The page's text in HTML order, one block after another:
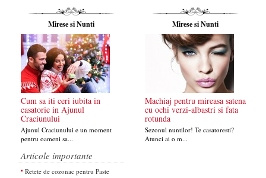
Mirese si Nunti
Cum sa iti ceri iubita in
casatorie in Ajunul
Craciunului
Ajunul Craciunului e un moment
pentru oameni sa...
Mirese si Nunti
Machiaj pentru mireasa satena
cu ochi verzi-albastri si fata
rotunda
Sezonul nuntilor! Te casatoresti?
Atunci ai o m...
Articole importante
Retete de cozonac pentru Paste